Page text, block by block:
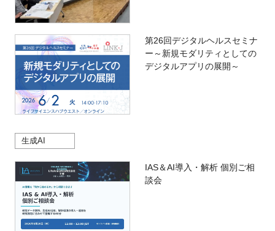
第26回デジタルヘルスセミナ
ー～新規モダリティとしての
デジタルアプリの展開～
生成AI
IAS＆AI導入・解析 個別ご相
談会